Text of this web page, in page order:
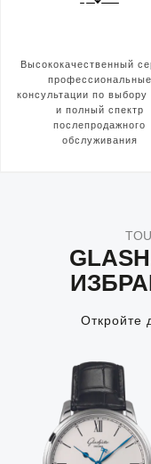
Высококачественный
профессиональные
консультации по выбору
и полный спектр
послепродажного
обслуживания
Откройте